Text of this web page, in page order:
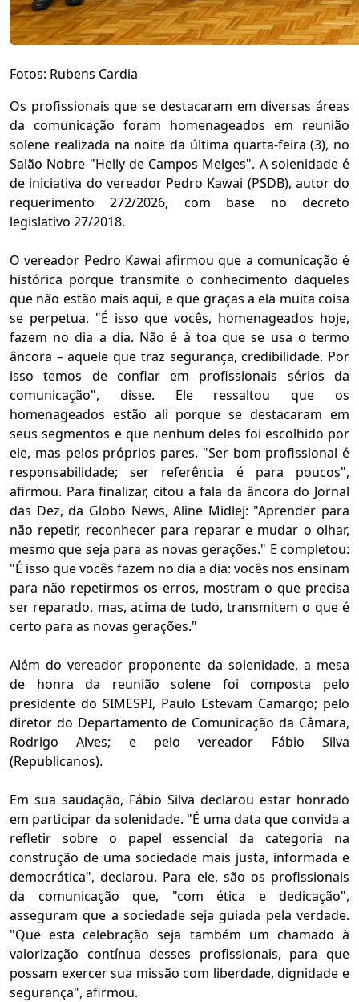
Fotos: Rubens Cardia
Os profissionais que se destacaram em diversas áreas
da comunicação foram homenageados em reunião
solene realizada na noite da última quarta-feira (3), no
Salão Nobre "Helly de Campos Melges". A solenidade é
de iniciativa do vereador Pedro Kawai (PSDB), autor do
requerimento 272/2026, com base no decreto
legislativo 27/2018.
O vereador Pedro Kawai afirmou que a comunicação é
histórica porque transmite o conhecimento daqueles
que não estão mais aqui, e que graças a ela muita coisa
se perpetua. "É isso que vocês, homenageados hoje,
fazem no dia a dia. Não é à toa que se usa o termo
âncora – aquele que traz segurança, credibilidade. Por
isso temos de confiar em profissionais sérios da
comunicação", disse. Ele ressaltou que os
homenageados estão ali porque se destacaram em
seus segmentos e que nenhum deles foi escolhido por
ele, mas pelos próprios pares. "Ser bom profissional é
responsabilidade; ser referência é para poucos",
afirmou. Para finalizar, citou a fala da âncora do Jornal
das Dez, da Globo News, Aline Midlej: "Aprender para
não repetir, reconhecer para reparar e mudar o olhar,
mesmo que seja para as novas gerações." E completou:
"É isso que vocês fazem no dia a dia: vocês nos ensinam
para não repetirmos os erros, mostram o que precisa
ser reparado, mas, acima de tudo, transmitem o que é
certo para as novas gerações."
Além do vereador proponente da solenidade, a mesa
de honra da reunião solene foi composta pelo
presidente do SIMESPI, Paulo Estevam Camargo; pelo
diretor do Departamento de Comunicação da Câmara,
Rodrigo Alves; e pelo vereador Fábio Silva
(Republicanos).
Em sua saudação, Fábio Silva declarou estar honrado
em participar da solenidade. "É uma data que convida a
refletir sobre o papel essencial da categoria na
construção de uma sociedade mais justa, informada e
democrática", declarou. Para ele, são os profissionais
da comunicação que, "com ética e dedicação",
asseguram que a sociedade seja guiada pela verdade.
"Que esta celebração seja também um chamado à
valorização contínua desses profissionais, para que
possam exercer sua missão com liberdade, dignidade e
segurança", afirmou.